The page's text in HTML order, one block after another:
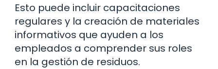
Esto puede incluir capacitaciones
regulares y la creación de materiales
informativos que ayuden a los
empleados a comprender sus roles
en la gestión de residuos.